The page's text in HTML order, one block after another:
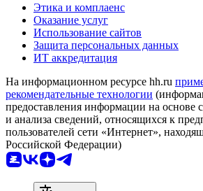
Этика и комплаенс
Оказание услуг
Использование сайтов
Защита персональных данных
ИТ аккредитация
На информационном ресурсе hh.ru
рекомендательные технологии
предоставления информации на основе
и анализа сведений, относящихся к
пользователей сети «Интернет»,
Российской Федерации)